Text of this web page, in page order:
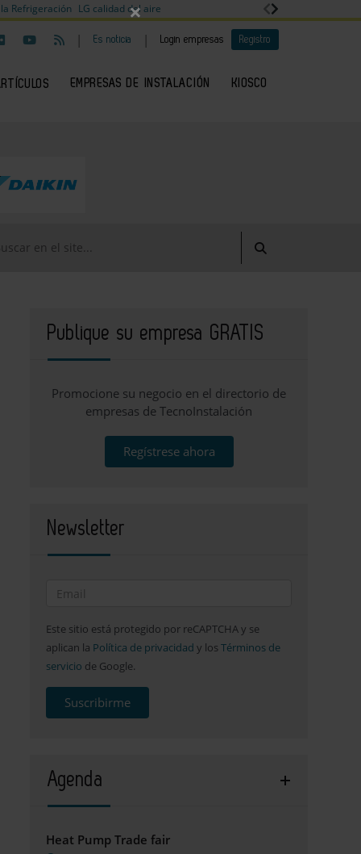
Refrigeración LG calidad del aire
| Es noticia | Login empresas Registro
EMPRESAS DE INSTALACIÓN KIOSCO
Publique su empresa GRATIS
Promocione su negocio en el directorio de
empresas de TecnoInstalación
Regístrese ahora
Newsletter
Este sitio está protegido por reCAPTCHA y se
aplican la Política de privacidad y losTérminos de
servicio de Google.
Suscribirme
Agenda
Heat Pump Trade fair
×